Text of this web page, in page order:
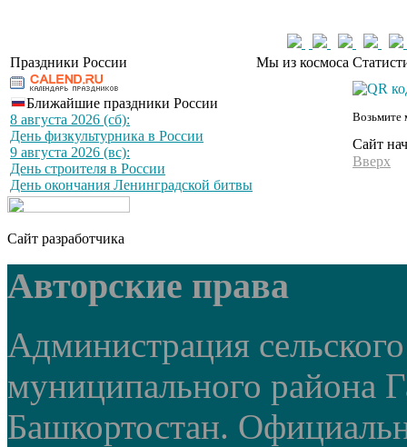
Праздники России Мы из космоса
Ближайшие праздники России
8 августа 2026 (сб):
День физкультурника в России
9 августа 2026 (вс):
День строителя в России
День окончания Ленинградской битвы
Возьмите
Сайт
Вверх
Сайт разработчика
Авторские права
Администрация
муниципального района
Башкортостан.